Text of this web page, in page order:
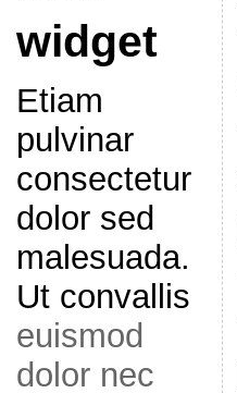
widget
Etiam
pulvinar
consectetur
dolor sed
malesuada.
Ut convallis
euismod
dolor nec